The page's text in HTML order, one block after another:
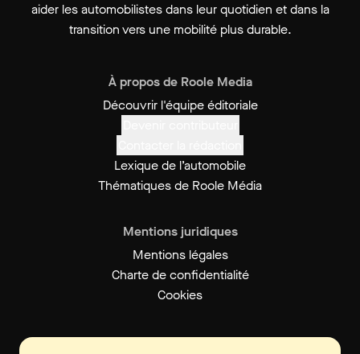
aider les automobilistes dans leur quotidien et dans la
transition vers une mobilité plus durable.
À propos de Roole Media
Découvrir l'équipe éditoriale
Lexique de l’automobile
Thématiques de Roole Média
Mentions juridiques
Mentions légales
Charte de confidentialité
Cookies